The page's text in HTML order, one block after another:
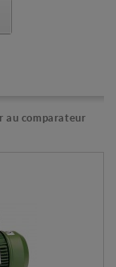
au comparateur